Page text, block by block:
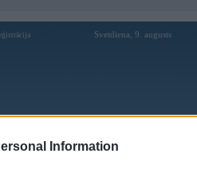
Information
Svetdiena, 9. augusts
Lietotāji